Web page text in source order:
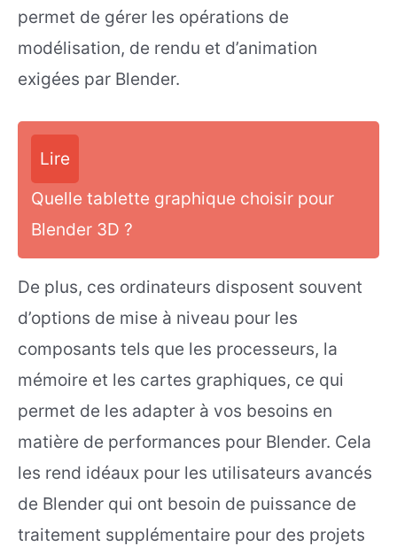
permet de gérer les opérations de
modélisation, de rendu et d’animation
exigées par Blender.
Lire
Quelle tablette graphique choisir pour
Blender 3D ?
De plus, ces ordinateurs disposent souvent
d’options de mise à niveau pour les
composants tels que les processeurs, la
mémoire et les cartes graphiques, ce qui
permet de les adapter à vos besoins en
matière de performances pour Blender. Cela
les rend idéaux pour les utilisateurs avancés
de Blender qui ont besoin de puissance de
traitement supplémentaire pour des projets